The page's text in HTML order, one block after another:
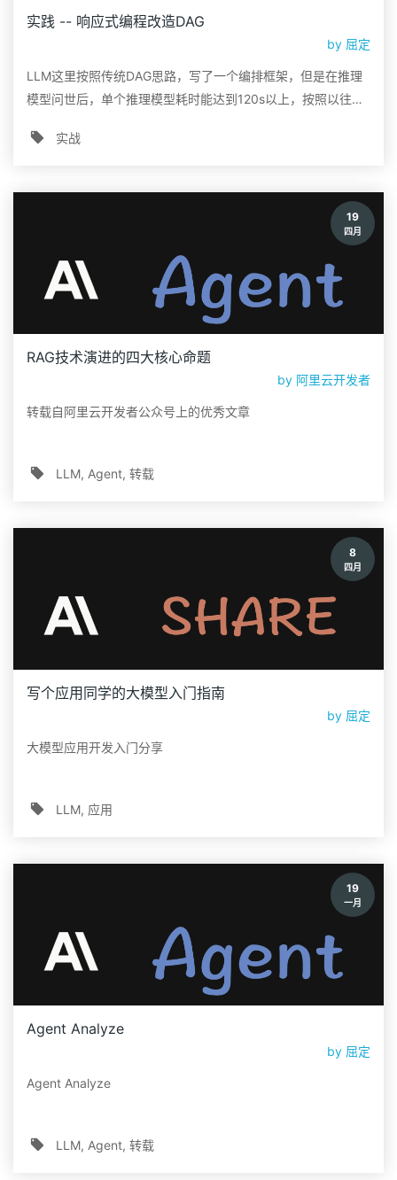
实践 -- 响应式编程改造DAG
by 屈定
LLM这里按照传统DAG思路，写了一个编排框架，但是在推理
模型问世后，单个推理模型耗时能达到120s以上，按照以往阻
需要改造为响应式链路。
实战
19
四月
RAG技术演进的四大核心命题
by 阿里云开发者
转载自阿里云开发者公众号上的优秀文章
LLM Agent 转载
8
四月
写个应用同学的大模型入门指南
by 屈定
大模型应用开发入门分享
LLM 应用
19
一月
Agent Analyze
by 屈定
Agent Analyze
LLM Agent 转载